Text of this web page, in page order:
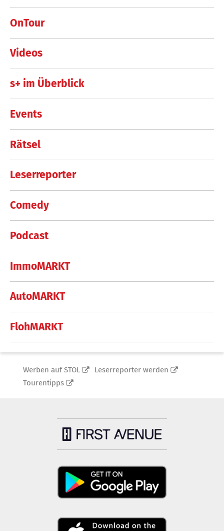
OnTour
Videos
s+ im Überblick
Events
Rätsel
Leserreporter
Comedy
Podcast
ImmoMARKT
AutoMARKT
FlohMARKT
Werben auf STOL
Leserreporter werden
Tourentipps